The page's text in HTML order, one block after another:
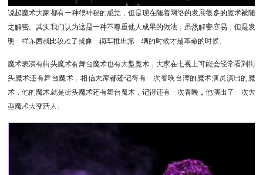
说起魔术大家都有一种很神秘的感觉，但是现在随着网络的发展很多的魔术被随
之解密。其实我们认为这是一种不尊重他人成果的做法，虽然解密容易，但是发
明一样东西就比较难了就像一辆车推出第一辆的时候才是革命的时候。
魔术表演有街头魔术有舞台魔术也有大型魔术，大家在电视上可能会经常看到街
头魔术还有舞台魔术，相信大家都还记得有一次春晚台湾的魔术演员演出的魔
术，他的魔术就是街头魔术还有舞台魔术，记得还有一次春晚，他演出了一次大
型魔术大变活人。